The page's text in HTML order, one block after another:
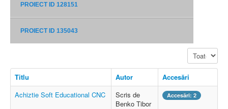
PROIECT ID 128151
PROIECT ID 135043
Afișare #
Titlu Autor
Accesări
Achiztie Soft Educational CNC
Scris de
Benko Tibor
Accesări: 2